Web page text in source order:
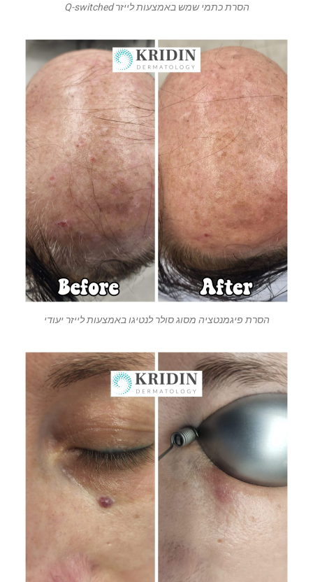
הסרת כתמי שמש באמצעות לייזר Q-switched
הסרת פיגמנטציה מסוג סולר לנטיגו באמצעות לייזר יעודי